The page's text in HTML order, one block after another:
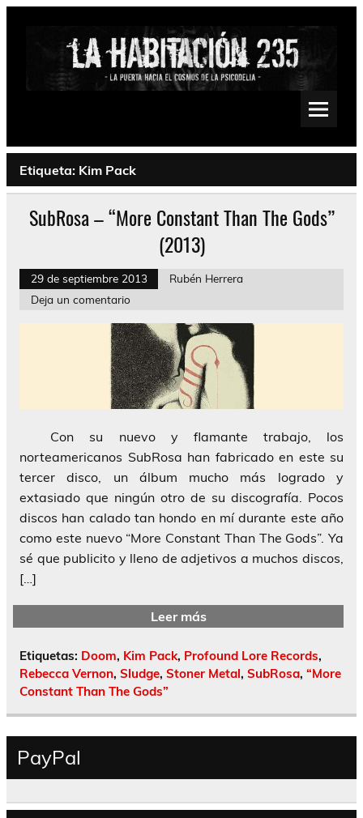
Saltar
Psychedelic, Stoner, Doom, Sludge, Fuzz, Space, Drone
Etiqueta: Kim Pack
SubRosa – “More Constant Than The Gods”
(2013)
29 de septiembre 2013
Rubén Herrera
Deja un comentario
Con su nuevo y flamante trabajo, los
norteamericanos SubRosa han fabricado en este su
tercer disco, un álbum mucho más logrado y
extasiado que ningún otro de su discografía. Pocos
discos han calado tan hondo en mí durante este año
como este nuevo “More Constant Than The Gods”. Ya
sé que publicito y lleno de adjetivos a muchos discos,
[…]
Leer más
Etiquetas: Doom, Kim Pack, Profound Lore Records,
Rebecca Vernon, Sludge, Stoner Metal, SubRosa, “More
Constant Than The Gods”
PayPal